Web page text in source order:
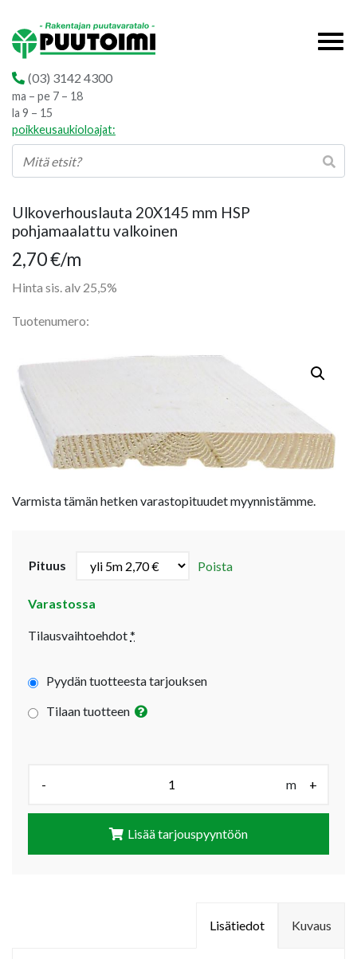
(03) 3142 4300
ma – pe 7 – 18
la 9 – 15
poikkeusaukioloajat:
Ulkoverhouslauta 20X145 mm HSP
pohjamaalattu valkoinen
2,70€/m
Hinta sis. alv 25,5%
Tuotenumero:
Varmista tämän hetken varastopituudet myynnistämme.
Pituus Poista
Varastossa
Tilausvaihtoehdot*
Pyydän tuotteesta tarjouksen
Tilaan tuotteen
- m +
Lisää tarjouspyyntöön
Kuvaus
Lisätiedot